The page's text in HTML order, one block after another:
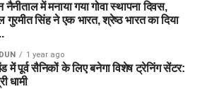
नैनीताल में मनाया गया गोवा स्थापना दिवस,
गुरमीत सिंह ने एक भारत, श्रेष्ठ भारत का दिया
1 year ago
में पूर्व सैनिकों के लिए बनेगा विशेष ट्रेनिंग सेंटर:
धामी